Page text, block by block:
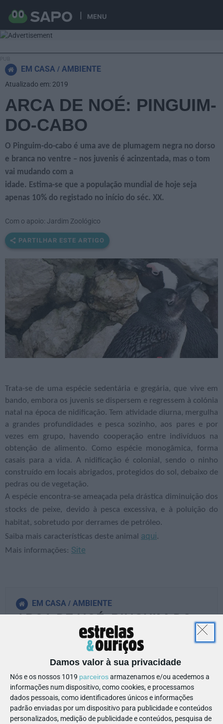
MENU
Damos valor à sua privacidade
Nós e os nossos 1019 parceirosarmazenamos e/ou acedemos a
informações num dispositivo, como cookies, e processamos
dados pessoais, como identificadores únicos e informações
padrão enviadas por um dispositivo para publicidade e conteúdos
personalizados, medição de publicidade e conteúdos, pesquisa de
EM CASA AMBIENTE
ARCA DE NOÉ: PINGUIM-
DO-CABO
O Pinguim-do-cabo é uma ave de plumagem negra no dorso
e branca no ventre – nos juvenis é acinzentada, mas o tom
vai mudando com a
idade. Estima-se que a população mundial de hoje seja
apenas 10% do registado no início do séc. XX.
Com o apoio: Jardim Zoológico
PARTILHAR ESTE ARTIGO
Trata-se de uma espécie sedentária e gregária, que vive em
bando, embora os juvenis se dispersem e regressem à colónia
natal na época de nidificação. Tem atividade diurna, mergulha
a grandes profundidades e pesca sozinho, aos pares e por
vezes em grupo, havendo cooperação entre indivíduos na
obtenção de alimento. Como espécie monogâmica, forma
casais para a vida. A nidificação é colonial, sendo o ninho
construído em locais abrigados, protegidos do sol, debaixo de
pedras ou de vegetação.
A espécie encontra-se ameaçada pela drástica diminuição dos
stocks de peixe, devido à pesca excessiva, e à poluição do
habitat, sobretudo por derrames de petróleo.
Saiba mais características deste animal aqui.
Mais informações: Site
EM CASA AMBIENTE
ARCA DE NOÉ: PINGUIM-DO-
PARTILHAR ESTE ARTIGO
Atualizado em: 2019
Também lhe pode interessar